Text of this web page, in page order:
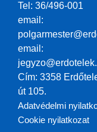
Tel: 36/496-001
email:
email:
Cím: 3358
út 105.
Adatvédelmi
Cookie nyilatkozat